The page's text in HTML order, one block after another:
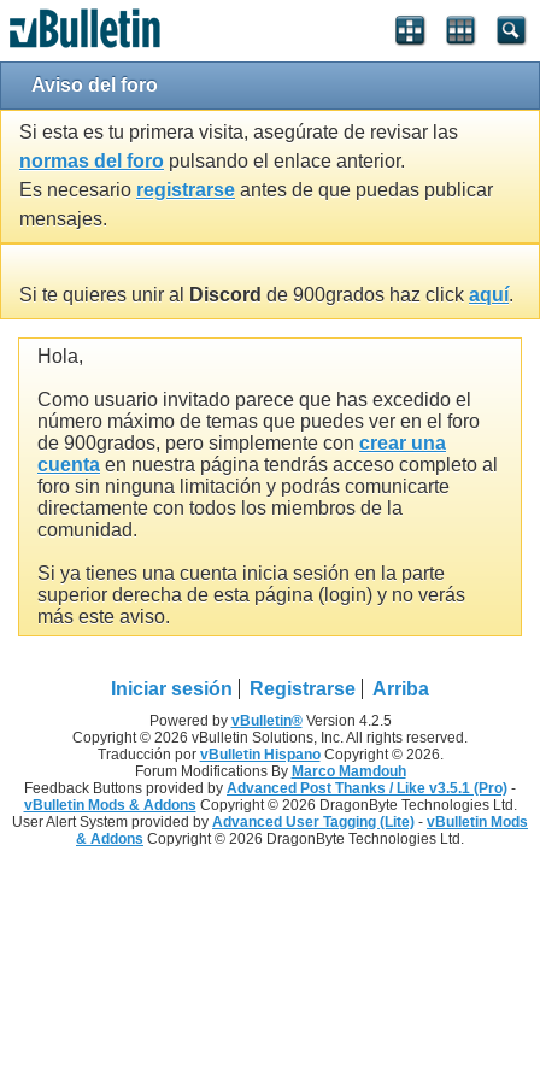
Aviso del foro
Si esta es tu primera visita, asegúrate de revisar las
normas del foro pulsando el enlace anterior.
Es necesario registrarse antes de que puedas publicar
mensajes.
Si te quieres unir al Discord de 900grados haz click aquí.
Hola,
Como usuario invitado parece que has excedido el
número máximo de temas que puedes ver en el foro
de 900grados, pero simplemente con crear una
cuenta en nuestra página tendrás acceso completo al
foro sin ninguna limitación y podrás comunicarte
directamente con todos los miembros de la
comunidad.
Si ya tienes una cuenta inicia sesión en la parte
superior derecha de esta página (login) y no verás
más este aviso.
Iniciar sesión Registrarse Arriba
Powered by vBulletin®Version 4.2.5
Copyright © 2026 vBulletin Solutions, Inc. All rights reserved.
Traducción por vBulletin HispanoCopyright © 2026.
Forum Modifications By Marco Mamdouh
Feedback Buttons provided by Advanced Post Thanks / Like v3.5.1 (Pro) -
vBulletin Mods & Addons Copyright © 2026 DragonByte Technologies Ltd.
User Alert System provided by Advanced User Tagging (Lite) - vBulletin Mods
& Addons Copyright © 2026 DragonByte Technologies Ltd.